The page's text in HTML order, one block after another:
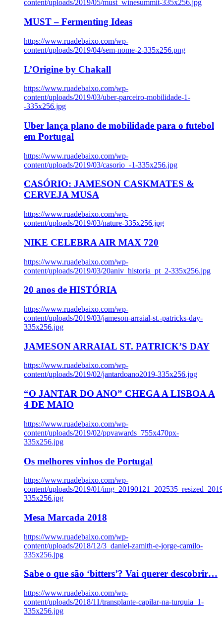
content/uploads/2019/05/must_winesummit-335x256.jpg
MUST – Fermenting Ideas
https://www.ruadebaixo.com/wp-
content/uploads/2019/04/sem-nome-2-335x256.png
L’Origine by Chakall
https://www.ruadebaixo.com/wp-
content/uploads/2019/03/uber-parceiro-mobilidade-1-
-335x256.jpg
Uber lança plano de mobilidade para o futebol
em Portugal
https://www.ruadebaixo.com/wp-
content/uploads/2019/03/casorio_-1-335x256.jpg
CASÓRIO: JAMESON CASKMATES &
CERVEJA MUSA
https://www.ruadebaixo.com/wp-
content/uploads/2019/03/nature-335x256.jpg
NIKE CELEBRA AIR MAX 720
https://www.ruadebaixo.com/wp-
content/uploads/2019/03/20aniv_historia_pt_2-335x256.jpg
20 anos de HISTÓRIA
https://www.ruadebaixo.com/wp-
content/uploads/2019/03/jameson-arraial-st.-patricks-day-
335x256.jpg
JAMESON ARRAIAL ST. PATRICK’S DAY
https://www.ruadebaixo.com/wp-
content/uploads/2019/02/jantardoano2019-335x256.jpg
“O JANTAR DO ANO” CHEGA A LISBOA A
4 DE MAIO
https://www.ruadebaixo.com/wp-
content/uploads/2019/02/ppvawards_755x470px-
335x256.jpg
Os melhores vinhos de Portugal
https://www.ruadebaixo.com/wp-
content/uploads/2019/01/
335x256.jpg
Mesa Marcada 2018
https://www.ruadebaixo.com/wp-
content/uploads/2018/12/3_daniel-zamith-e-jorge-camilo-
335x256.jpg
Sabe o que são ‘bitters’? Vai querer descobrir…
https://www.ruadebaixo.com/wp-
content/uploads/2018/11/transplante-capilar-na-turquia_1-
335x256.jpg